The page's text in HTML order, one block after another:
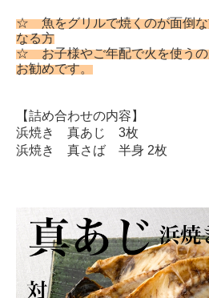
☆ 魚をグリルで焼くのが面倒な
なる方
☆ お子様やご年配で火を使うの
お勧めです。
【詰め合わせの内容】
浜焼き 真あじ 3枚
浜焼き 真さば 半身 2枚